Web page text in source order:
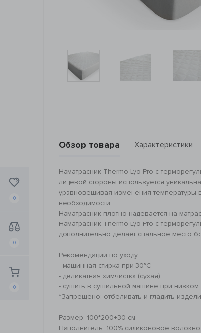
0
0
0
Обзор товара Характеристики
Наматрасник Thermo Lyo Pro с
лицевой стороны используется
уравновешивая изменения температуры
необходимости.
Наматрасник плотно надевается на
Наматрасник Thermo Lyo Pro с
дополнительно делает спальное место
Рекомендации по уходу:
- машинная стирка при 30°C
- деликатная химчистка (сухая)
- сушить в сушильной машине при низком
*Запрещено: отбеливать и гладить
Размер: 100*200+30 см
Наполнитель: 100% силиконовое волокно